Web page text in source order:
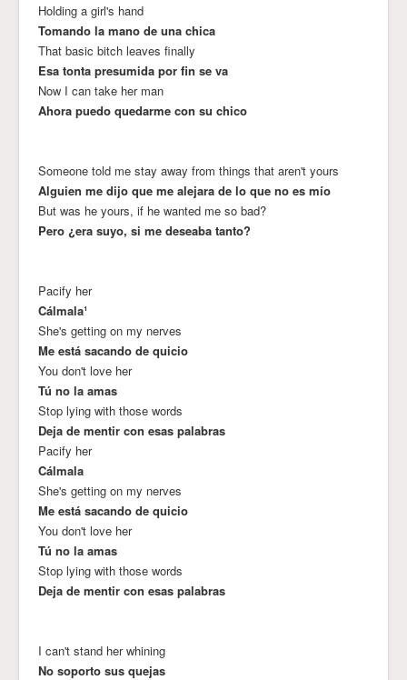
Holding a girl's hand
Tomando la mano de una chica
That basic bitch leaves finally
Esa tonta presumida por fin se va
Now I can take her man
Ahora puedo quedarme con su chico
Someone told me stay away from things that aren't yours
Alguien me dijo que me alejara de lo que no es mío
But was he yours, if he wanted me so bad?
Pero ¿era suyo, si me deseaba tanto?
Pacify her
Cálmala¹
She's getting on my nerves
Me está sacando de quicio
You don't love her
Tú no la amas
Stop lying with those words
Deja de mentir con esas palabras
Pacify her
Cálmala
She's getting on my nerves
Me está sacando de quicio
You don't love her
Tú no la amas
Stop lying with those words
Deja de mentir con esas palabras
I can't stand her whining
No soporto sus quejas